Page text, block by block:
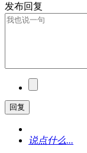
发布回复
回复
说点什么...